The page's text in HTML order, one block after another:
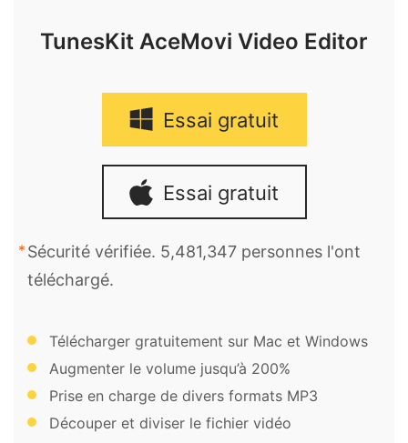
TunesKit AceMovi Video Editor
Essai gratuit
Essai gratuit
Sécurité vérifiée. 5,481,347 personnes l'ont
téléchargé.
Télécharger gratuitement sur Mac et Windows
Augmenter le volume jusqu’à 200%
Prise en charge de divers formats MP3
Découper et diviser le fichier vidéo